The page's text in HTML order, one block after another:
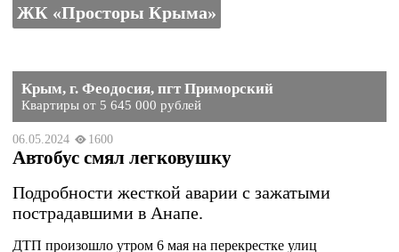
ЖК «Просторы Крыма»
Крым, г. Феодосия, пгт Приморский
Квартиры от 5 645 000 рублей
06.05.2024 1600
Автобус смял легковушку
Подробности жесткой аварии с зажатыми
пострадавшими в Анапе.
ДТП произошло утром 6 мая на перекрестке улиц